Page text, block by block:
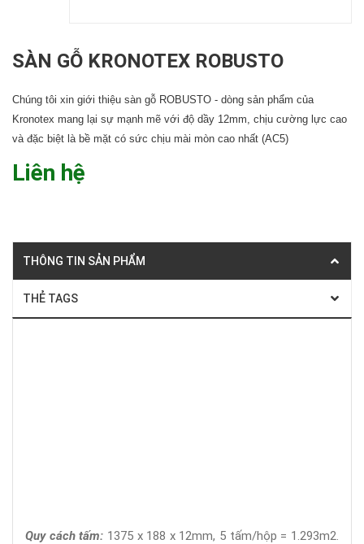
SÀN GỖ KRONOTEX ROBUSTO
Chúng tôi xin giới thiệu sàn gỗ ROBUSTO - dòng sản phẩm của
Kronotex mang lại sự mạnh mẽ với độ dầy 12mm, chịu cường lực cao
và đặc biệt là bề mặt có sức chịu mài mòn cao nhất (AC5)
Liên hệ
THÔNG TIN SẢN PHẨM
THẺ TAGS
Quy cách tấm: 1375 x 188 x 12mm, 5 tấm/hộp = 1.293m2.